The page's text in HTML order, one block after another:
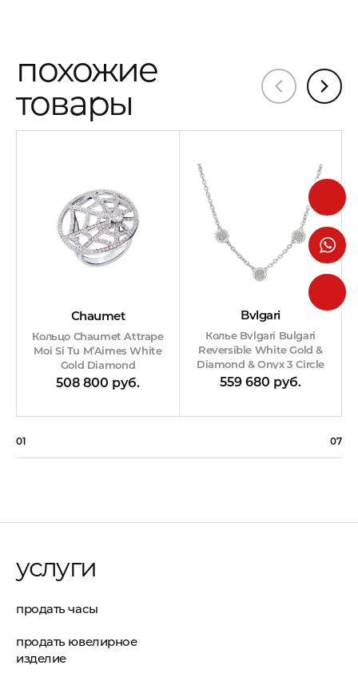
похожие
товары
Chaumet
Кольцо Chaumet Attrape
Moi Si Tu M’Aimes White
Gold Diamond
508 800 руб.
Bvlgari
Колье Bvlgari Bulgari
Reversible White Gold &
Diamond & Onyx 3 Circle
559 680 руб.
01 07
услуги
продать часы
продать ювелирное
изделие